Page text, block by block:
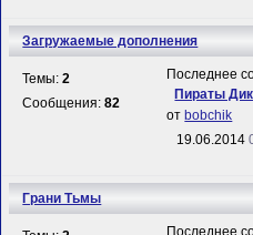
Загружаемые дополнения
Темы:2
Сообщения:82
Последнее
Пираты
отbobchik
19.06.2014
Грани Тьмы
Последнее